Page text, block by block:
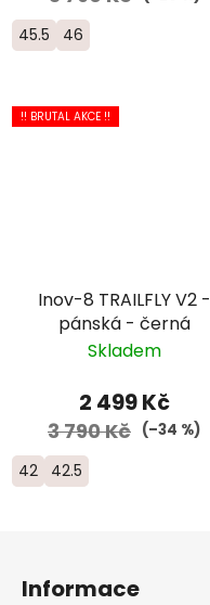
45.5 46
!! BRUTAL AKCE !!
Inov-8 TRAILFLY V2 -
pánská - černá
Skladem
2 499 Kč
3 790 Kč (–34 %)
42 42.5
Informace